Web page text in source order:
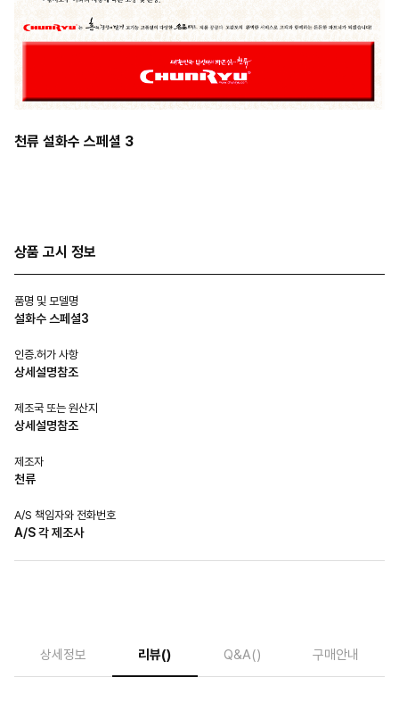
천류 설화수 스페셜 3
상품 고시 정보
품명 및 모델명
설화수 스페셜3
인증.허가 사항
상세설명참조
제조국 또는 원산지
상세설명참조
제조자
천류
A/S 책임자와 전화번호
A/S 각 제조사
상세정보 리뷰() Q&A() 구매안내